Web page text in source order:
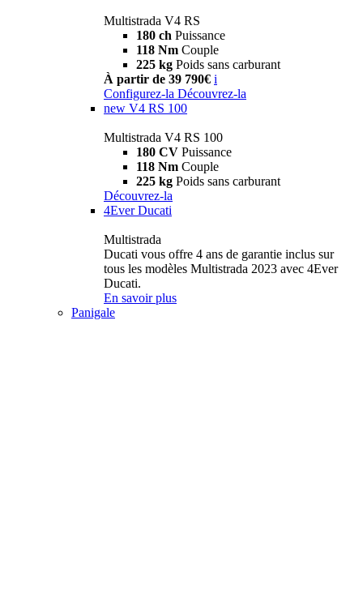
Multistrada V4 RS
180 ch Puissance
118 Nm Couple
225 kg Poids sans carburant
À partir de 39 790€ i
Configurez-la Découvrez-la
new V4 RS 100
Multistrada V4 RS 100
180 CV Puissance
118 Nm Couple
225 kg Poids sans carburant
Découvrez-la
4Ever Ducati
Multistrada
Ducati vous offre 4 ans de garantie inclus sur
tous les modèles Multistrada 2023 avec 4Ever
Ducati.
En savoir plus
Panigale